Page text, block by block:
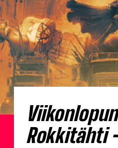
Viikonlopun
Rokkitähti